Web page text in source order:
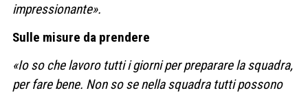
impressionante».
Sulle misure da prendere
«Io so che lavoro tutti i giorni per preparare la squadra,
per fare bene. Non so se nella squadra tutti possono